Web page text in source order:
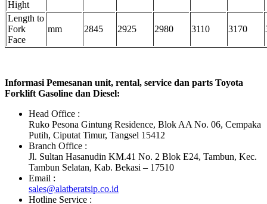
Hight
Length to
Fork
Face
mm 2845 2925 2980 3110 3170
Informasi Pemesanan unit, rental, service dan parts Toyota
Forklift Gasoline dan Diesel:
Head Office :
Ruko Pesona Gintung Residence, Blok AA No. 06, Cempaka
Putih, Ciputat Timur, Tangsel 15412
Branch Office :
Jl. Sultan Hasanudin KM.41 No. 2 Blok E24, Tambun, Kec.
Tambun Selatan, Kab. Bekasi – 17510
Email :
sales@alatberatsip.co.id
Hotline Service :